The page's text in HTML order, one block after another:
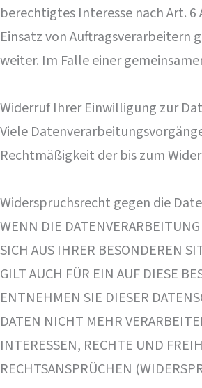
berechtigtes Interesse nach Art.
Einsatz von Auftragsverarbeitern
weiter. Im Falle einer
Widerruf Ihrer Einwilligung zur
Viele
Rechtmäßigkeit der bis zum
Widerspruchsrecht gegen die
WENN DIE DATENVERARBEITUNG
SICH AUS IHRER BESONDEREN
GILT AUCH FÜR EIN AUF DIESE
ENTNEHMEN SIE DIESER
DATEN NICHT MEHR
INTERESSEN, RECHTE UND
RECHTSANSPRÜCHEN